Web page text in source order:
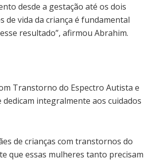
desde a gestação até os dois
de vida da criança é fundamental
resultado”, afirmou Abrahim.
Transtorno do Espectro Autista e
integralmente aos cuidados
de crianças com transtornos do
que essas mulheres tanto precisam